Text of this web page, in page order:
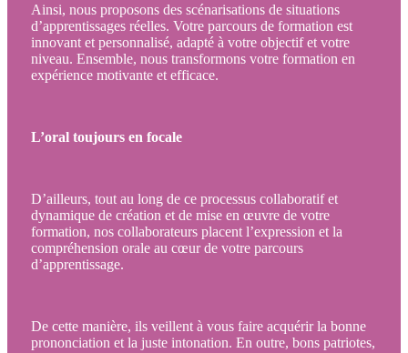
Ainsi, nous proposons des scénarisations de situations
d’apprentissages réelles. Votre parcours de formation est
innovant et personnalisé, adapté à votre objectif et votre
niveau. Ensemble, nous transformons votre formation en
expérience motivante et efficace.
L’oral toujours en focale
D’ailleurs, tout au long de ce processus collaboratif et
dynamique de création et de mise en œuvre de votre
formation, nos collaborateurs placent l’expression et la
compréhension orale au cœur de votre parcours
d’apprentissage.
De cette manière, ils veillent à vous faire acquérir la bonne
prononciation et la juste intonation. En outre, bons patriotes,